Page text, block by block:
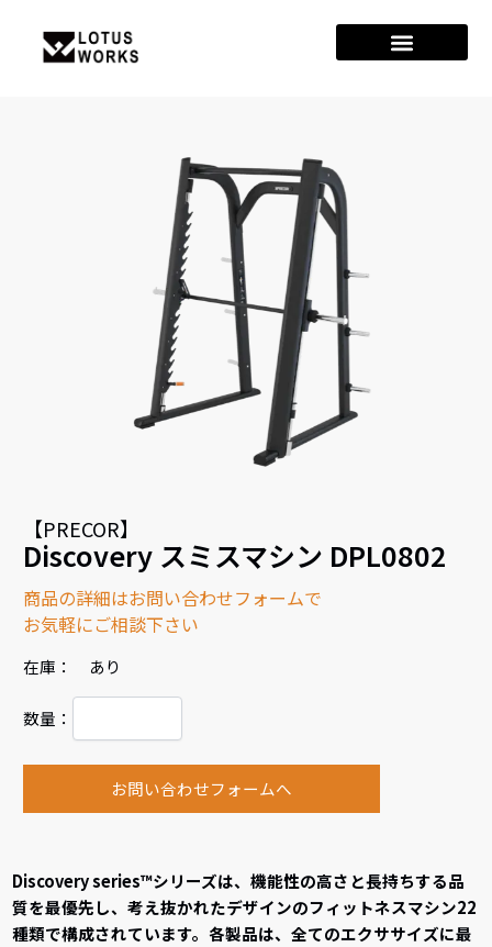
【PRECOR】
Discovery スミスマシン DPL0802
商品の詳細はお問い合わせフォームで
お気軽にご相談下さい
在庫： あり
数量：
お問い合わせフォームへ
Discovery series™シリーズは、機能性の高さと長持ちする品
質を最優先し、考え抜かれたデザインのフィットネスマシン22
種類で構成されています。各製品は、全てのエクササイズに最